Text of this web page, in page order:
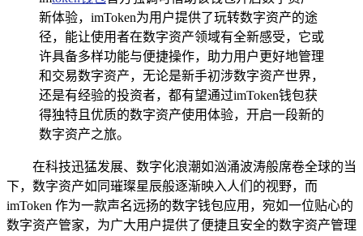
新体验，imToken为用户提供了玩转数字资产的途
径，能让使用者在数字资产领域有全新感受，它或
许具备多样功能与便捷操作，助力用户更好地管理
和交易数字资产，无论是新手初涉数字资产世界，
还是有经验的投资者，都有望通过imToken钱包获
得独特且优质的数字资产使用体验，开启一段新的
数字资产之旅。
在科技迅猛发展、数字化浪潮如汹涌波涛般席卷全球的当
下，数字资产如同璀璨星辰般逐渐映入人们的视野，而
imToken 作为一款声名远扬的数字钱包应用，宛如一位贴心的
数字资产管家，为广大用户提供了便捷且安全的数字资产管理